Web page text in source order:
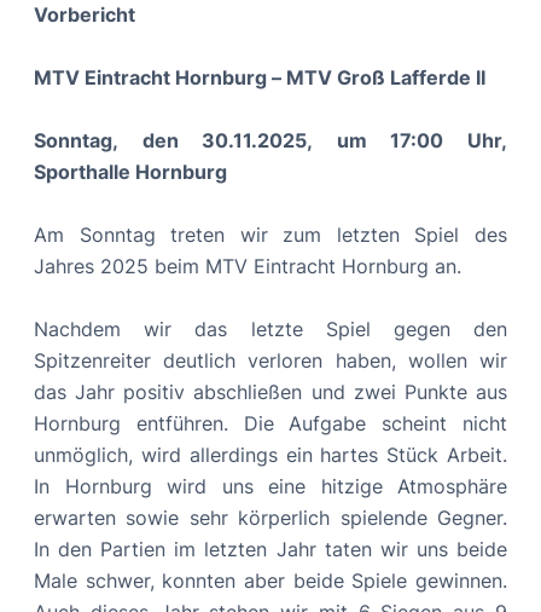
Vorbericht
MTV Eintracht Hornburg – MTV Groß Lafferde II
Sonntag, den 30.11.2025, um 17:00 Uhr,
Sporthalle Hornburg
Am Sonntag treten wir zum letzten Spiel des
Jahres 2025 beim MTV Eintracht Hornburg an.
Nachdem wir das letzte Spiel gegen den
Spitzenreiter deutlich verloren haben, wollen wir
das Jahr positiv abschließen und zwei Punkte aus
Hornburg entführen. Die Aufgabe scheint nicht
unmöglich, wird allerdings ein hartes Stück Arbeit.
In Hornburg wird uns eine hitzige Atmosphäre
erwarten sowie sehr körperlich spielende Gegner.
In den Partien im letzten Jahr taten wir uns beide
Male schwer, konnten aber beide Spiele gewinnen.